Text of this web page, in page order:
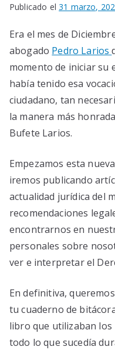
Publicado el31 marzo,
Era el mes de
abogado Pedro Larios
momento de iniciar su
había tenido esa
ciudadano, tan
la manera más
Bufete Larios.
Empezamos esta
iremos publicando
actualidad jurídica del
recomendaciones
encontrarnos en
personales sobre
ver e interpretar el
En definitiva,
tu cuaderno de
libro que utilizaban
todo lo que sucedía